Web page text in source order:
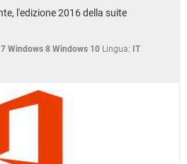
l'edizione 2016 della suite
Windows 8 Windows 10 Lingua: IT